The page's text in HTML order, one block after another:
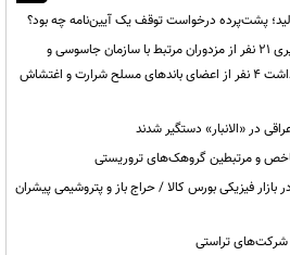
پشت‌پرده درخواست توقف یک آیین‌نامه چه بود؟
وزارت اطلاعات: شناسایی و دستگیری ۲۱ نفر از مزدوران مرتبط با سازمان جاسوسی و
تروریستی رژیم صهیونیستی و بازداشت ۴ نفر از اعضای باندهای مسلح شرارت و اغتشاش
در «الانبار» دستگیر شدند
هزار تن کالا در بازار فیزیکی بورس کالا / حراج باز و پتروشیمی پیشران